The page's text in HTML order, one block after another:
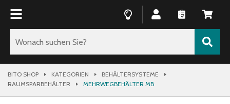
BITO SHOP KATEGORIEN
BEHÄLTERSYSTEME
RAUMSPARBEHÄLTER
MEHRWEGBEHÄLTER MB